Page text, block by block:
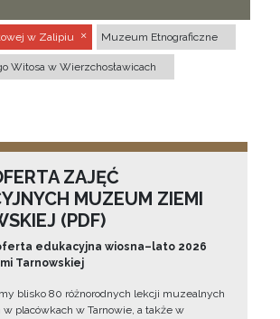
w Zalipiu Muzeum Etnograficzne
Witosa w Wierzchosławicach
ZAJĘĆ
MUZEUM ZIEMI
(PDF)
edukacyjna wiosna–lato 2026
Tarnowskiej
blisko 80 różnorodnych lekcji muzealnych
placówkach w Tarnowie, a także w